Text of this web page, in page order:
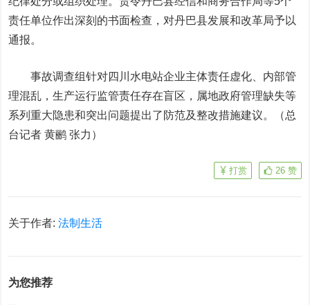
责任单位作出深刻的书面检查，对丹巴县发展和改革局予以
通报。
事故调查组针对四川水电站企业主体责任虚化、内部管
理混乱，生产运行监管责任存在盲区，属地政府管理缺失等
系列重大隐患和突出问题提出了防范及整改措施建议。（总
台记者 黄鹂 张力）
26 赞
打赏
关于作者:法制生活
为您推荐